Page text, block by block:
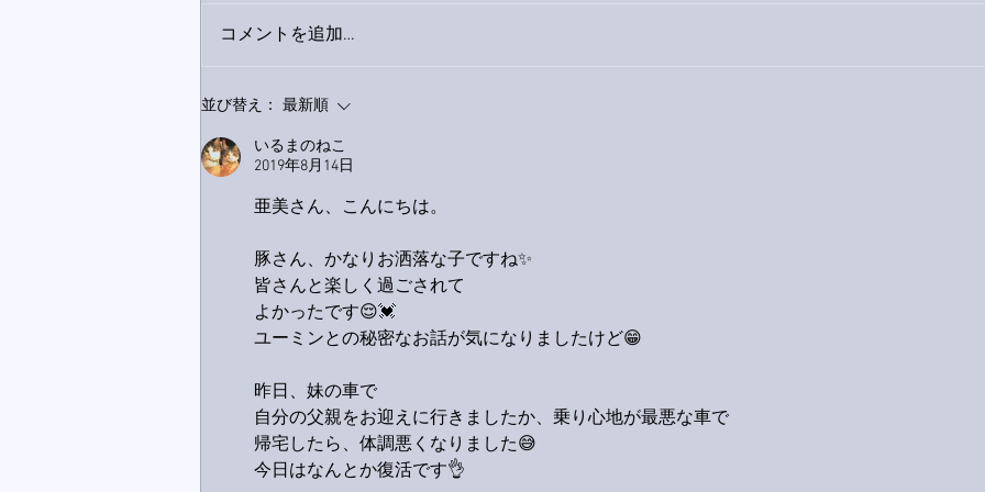
コメントを追加…
並び替え： 最新順
いるまのねこ
2019年8月14日
亜美さん、こんにちは。
豚さん、かなりお洒落な子ですね✨
皆さんと楽しく過ごされて
よかったです😌💓
ユーミンとの秘密なお話が気になりましたけど😁
昨日、妹の車で
自分の父親をお迎えに行きましたか、乗り心地が最悪な車で
帰宅したら、体調悪くなりました😅
今日はなんとか復活です👌